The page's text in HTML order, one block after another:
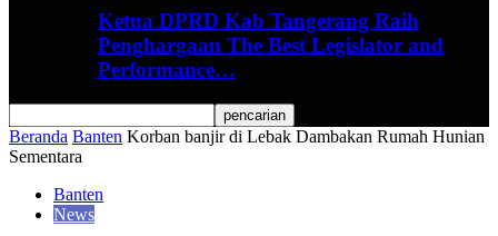
Ketua DPRD Kab Tangerang Raih
Penghargaan The Best Legislator and
Performance…
Beranda Banten Korban banjir di Lebak Dambakan Rumah Hunian
Sementara
Banten
News